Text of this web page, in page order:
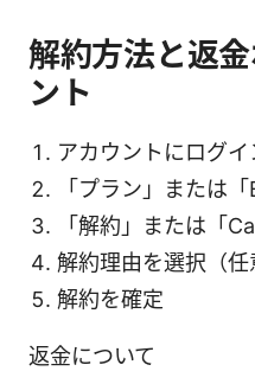
解約方法と返
ント
アカウントにログイ
「プラン」または
「解約」または「
解約理由を選択（任
解約を確定
返金について